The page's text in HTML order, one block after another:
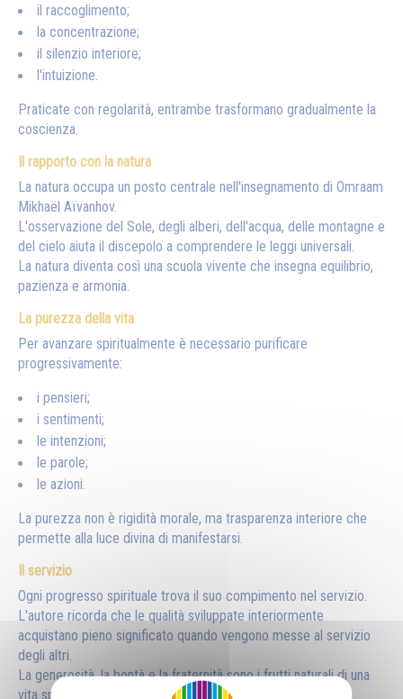
il raccoglimento;
la concentrazione;
il silenzio interiore;
l'intuizione.
Praticate con regolarità, entrambe trasformano gradualmente la
coscienza.
Il rapporto con la natura
La natura occupa un posto centrale nell'insegnamento di Omraam
Mikhaël Aïvanhov.
L'osservazione del Sole, degli alberi, dell'acqua, delle montagne e
del cielo aiuta il discepolo a comprendere le leggi universali.
La natura diventa così una scuola vivente che insegna equilibrio,
pazienza e armonia.
La purezza della vita
Per avanzare spiritualmente è necessario purificare
progressivamente:
i pensieri;
i sentimenti;
le intenzioni;
le parole;
le azioni.
La purezza non è rigidità morale, ma trasparenza interiore che
permette alla luce divina di manifestarsi.
Il servizio
Ogni progresso spirituale trova il suo compimento nel servizio.
L'autore ricorda che le qualità sviluppate interiormente
acquistano pieno significato quando vengono messe al servizio
degli altri.
La generosità, la bontà e la fraternità sono i frutti naturali di una
vita spirituale autentica.